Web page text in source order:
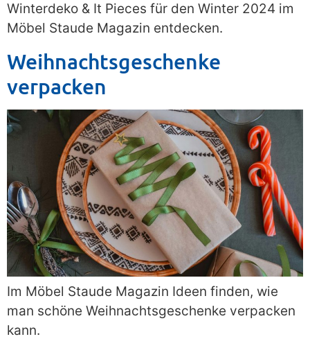
Winterdeko & It Pieces für den Winter 2024 im
Möbel Staude Magazin entdecken.
Weihnachtsgeschenke
verpacken
Im Möbel Staude Magazin Ideen finden, wie
man schöne Weihnachtsgeschenke verpacken
kann.